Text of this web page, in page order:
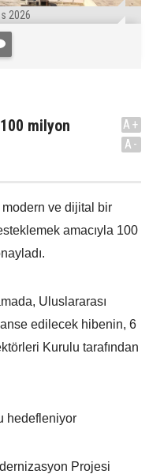
2026
milyon
A+
A-
ve dijital bir
amacıyla 100
Uluslararası
edilecek hibenin, 6
Kurulu tarafından
hedefleniyor
Projesi